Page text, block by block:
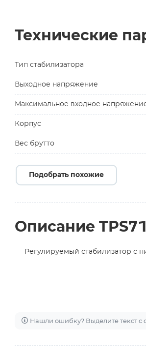
Технические
Тип стабилизатора
Выходное напряжение
Максимальное входное
Корпус
Вес брутто
Подобрать похожие
Описание
Регулируемый стабилизатор с
Нашли ошибку? Выделите текст